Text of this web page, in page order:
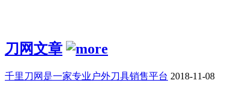
刀网文章
千里刀网是一家专业户外刀具销售平台 2018-11-08